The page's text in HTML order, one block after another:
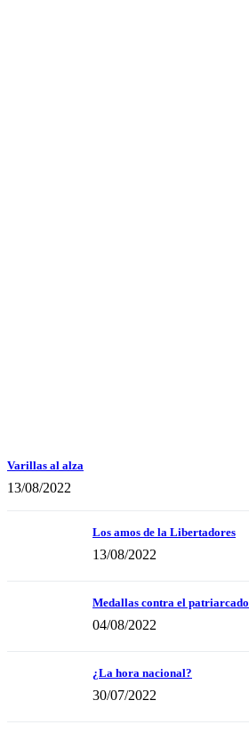
Varillas al alza
13/08/2022
Los amos de la Libertadores
13/08/2022
Medallas contra el patriarcado
04/08/2022
¿La hora nacional?
30/07/2022